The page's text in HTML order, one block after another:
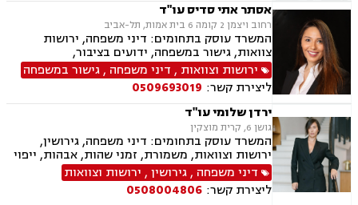
אסתר אתי סדיס עו"ד
רחוב ויצמן 2 קומה 6 בית אמות, תל-אביב
המשרד עוסק בתחומים: דיני משפחה, ירושות
צוואות, גישור במשפחה, ידועים בציבור,
אפוטרופסות, הסכמי ממון, אבהות , מזונות,
משמורת, גירושין, חוק הנוער, אימוץ , חלוקת רכוש,
מעמד אישי, זמני שהות, אומנה, ניכור הורי, העברה
בין דורית
ירושות וצוואות , דיני משפחה ,גישור במשפחה
ליצירת קשר: 0509693019
ירדן שלומי עו"ד
גושן 6, קרית מוצקין
המשרד עוסק בתחומים: דיני משפחה, גירושין,
ירושות וצוואות, משמורת, זמני שהות, אבהות, ייפוי
כוח מתמשך, ידועים בציבור, מזונות, חלוקת רכוש,
ניכור הורי, אפוטרופסות, הסכמי ממון, נישואים
אזרחיים
דיני משפחה ,גירושין, ירושות וצוואות
ליצירת קשר: 0508004806